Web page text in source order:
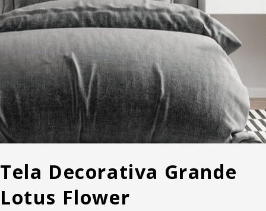
Tela Decorativa Grande
Lotus Flower